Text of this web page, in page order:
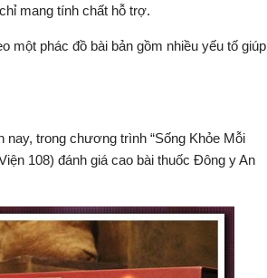
mang tính chất hỗ trợ.
một phác đồ bài bản gồm nhiều yếu tố giúp
nay, trong chương trình “Sống Khỏe Mỗi
108) đánh giá cao bài thuốc Đông y An